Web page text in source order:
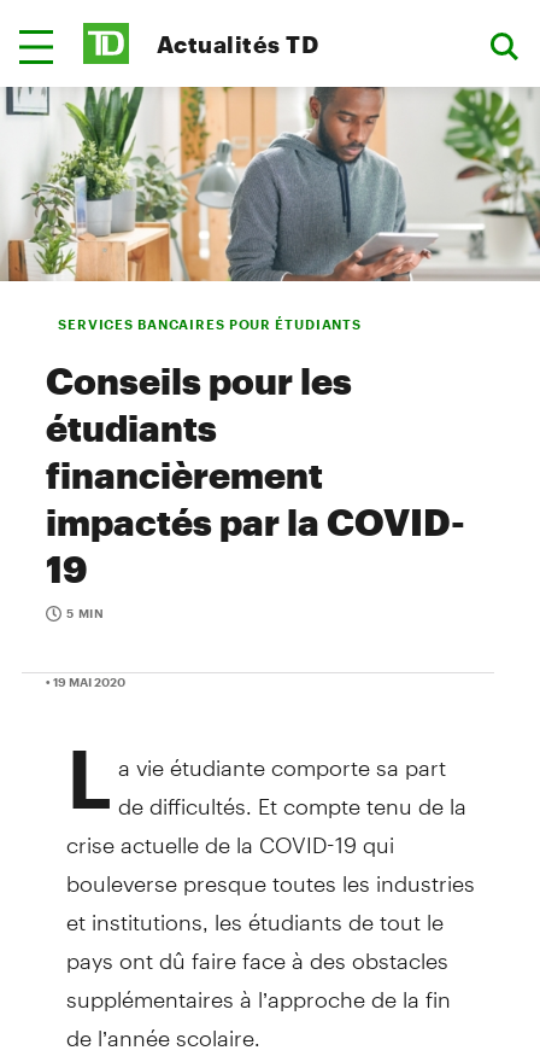
Actualités TD
SERVICES BANCAIRES POUR ÉTUDIANTS
Conseils pour les
étudiants
financièrement
impactés par la COVID-
19
5 MIN
• 19 MAI 2020
L a vie étudiante comporte sa part
de difficultés. Et compte tenu de la
crise actuelle de la COVID-19 qui
bouleverse presque toutes les industries
et institutions, les étudiants de tout le
pays ont dû faire face à des obstacles
supplémentaires à l’approche de la fin
de l’année scolaire.